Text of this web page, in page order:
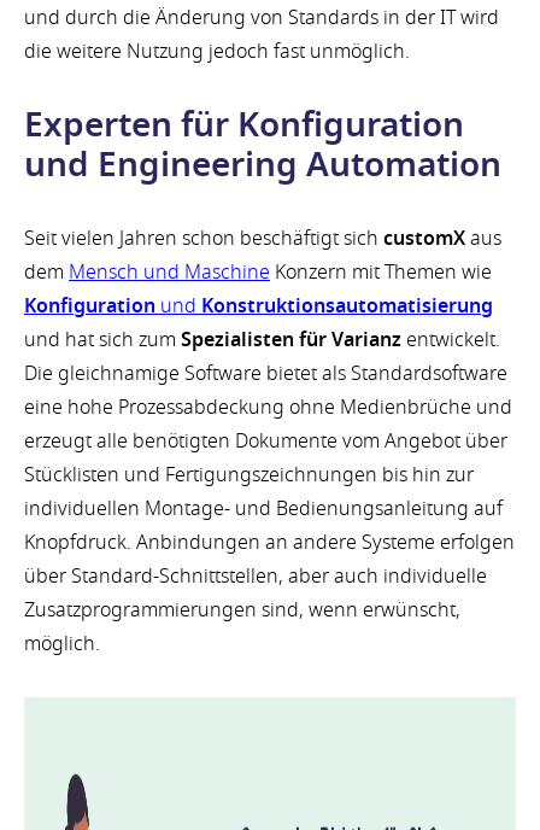
und durch die Änderung von Standards in der IT wird
die weitere Nutzung jedoch fast unmöglich.
Experten für Konfiguration
und Engineering Automation
Seit vielen Jahren schon beschäftigt sich customXaus
dem Mensch und Maschine Konzern mit Themen wie
Konfiguration und Konstruktionsautomatisierung
und hat sich zum Spezialisten für Varianz entwickelt.
Die gleichnamige Software bietet als Standardsoftware
eine hohe Prozessabdeckung ohne Medienbrüche und
erzeugt alle benötigten Dokumente vom Angebot über
Stücklisten und Fertigungszeichnungen bis hin zur
individuellen Montage- und Bedienungsanleitung auf
Knopfdruck. Anbindungen an andere Systeme erfolgen
über Standard-Schnittstellen, aber auch individuelle
Zusatzprogrammierungen sind, wenn erwünscht,
möglich.